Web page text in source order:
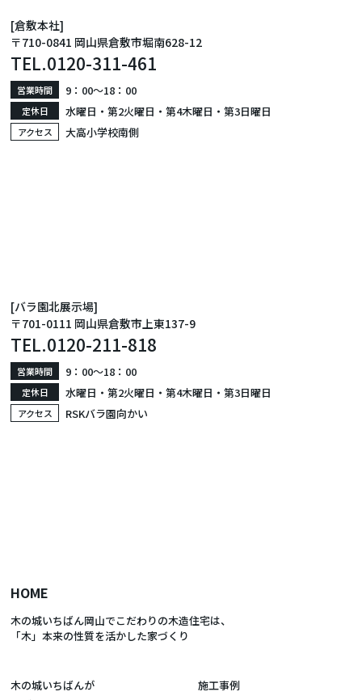
[倉敷本社]
〒710-0841 岡山県倉敷市堀南628-12
TEL.0120-311-461
営業時間 9：00〜18：00
定休日 水曜日・第2火曜日・第4木曜日・第3日曜日
アクセス 大高小学校南側
[バラ園北展示場]
〒701-0111 岡山県倉敷市上東137-9
TEL.0120-211-818
営業時間 9：00〜18：00
定休日 水曜日・第2火曜日・第4木曜日・第3日曜日
アクセス RSKバラ園向かい
HOME
木の城いちばん岡山でこだわりの木造住宅は、
「木」本来の性質を活かした家づくり
木の城いちばんが
施工事例